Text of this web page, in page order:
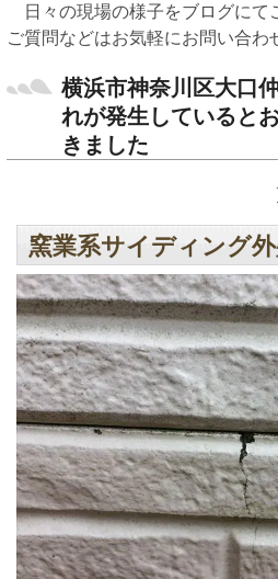
日々の現場の様子をブログにて
ご質問などはお気軽にお問い合わ
横浜市神奈川区大口
れが発生していると
きました
窯業系サイディング